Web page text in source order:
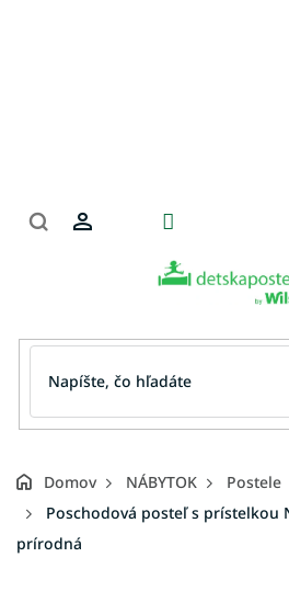
Domov NÁBYTOK Postele
Poschodová posteľ s prístelkou
prírodná